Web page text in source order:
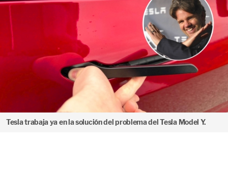
Tesla trabaja ya en la solución del problema del Tesla Model Y.